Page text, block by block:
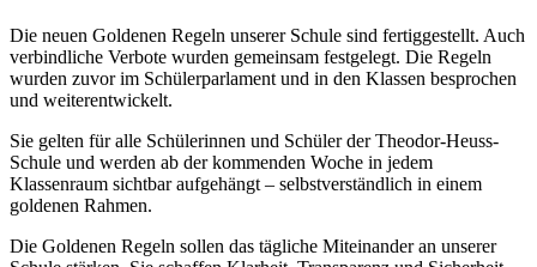
Die neuen Goldenen Regeln unserer Schule sind fertiggestellt. Auch
verbindliche Verbote wurden gemeinsam festgelegt. Die Regeln
wurden zuvor im Schülerparlament und in den Klassen besprochen
und weiterentwickelt.
Sie gelten für alle Schülerinnen und Schüler der Theodor-Heuss-
Schule und werden ab der kommenden Woche in jedem
Klassenraum sichtbar aufgehängt – selbstverständlich in einem
goldenen Rahmen.
Die Goldenen Regeln sollen das tägliche Miteinander an unserer